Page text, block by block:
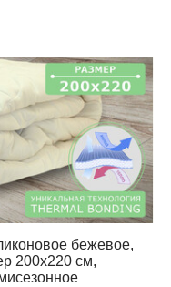
бежевое,
200х220 см,